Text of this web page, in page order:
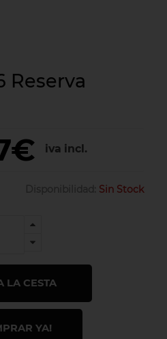
Reserva
iva incl.
Sin Stock
LA CESTA
YA!